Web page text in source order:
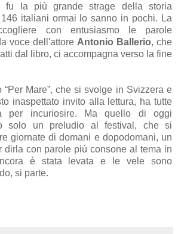
la più grande strage della storia
italiani ormai lo sanno in pochi. La
con entusiasmo le parole
voce dell'attore Antonio Ballerio, che
dal libro, ci accompagna verso la fine
Mare”, che si svolge in Svizzera e
inaspettato invito alla lettura, ha tutte
per incuriosire. Ma quello di oggi
solo un preludio al festival, che si
giornate di domani e dopodomani, un
dirla con parole più consone al tema in
è stata levata e le vele sono
si parte.